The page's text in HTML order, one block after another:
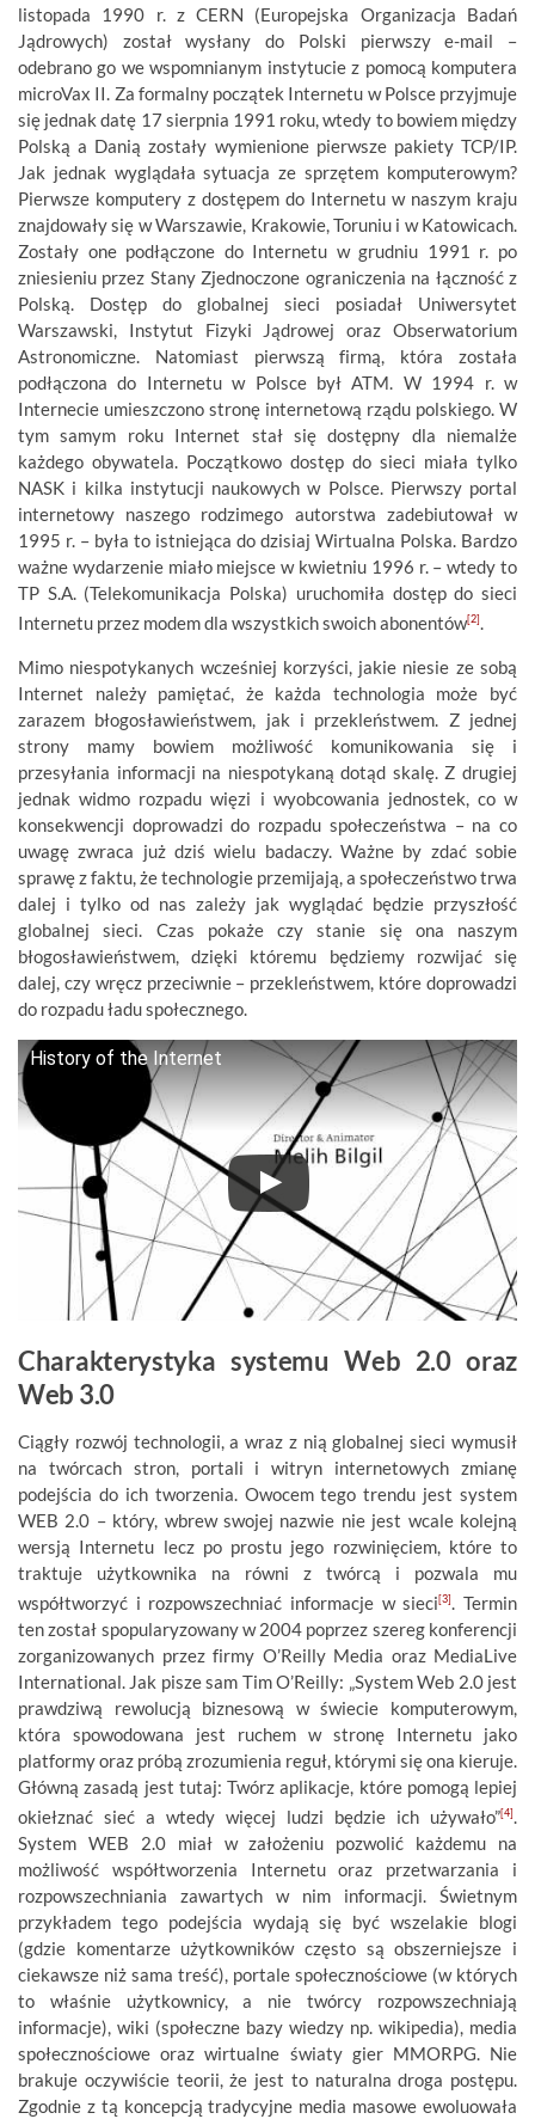
listopada 1990 r. z CERN (Europejska Organizacja Badań
Jądrowych) został wysłany do Polski pierwszy e-mail –
odebrano go we wspomnianym instytucie z pomocą komputera
microVax II. Za formalny początek Internetu w Polsce przyjmuje
się jednak datę 17 sierpnia 1991 roku, wtedy to bowiem między
Polską a Danią zostały wymienione pierwsze pakiety TCP/IP.
Jak jednak wyglądała sytuacja ze sprzętem komputerowym?
Pierwsze komputery z dostępem do Internetu w naszym kraju
znajdowały się w Warszawie, Krakowie, Toruniu i w Katowicach.
Zostały one podłączone do Internetu w grudniu 1991 r. po
zniesieniu przez Stany Zjednoczone ograniczenia na łączność z
Polską. Dostęp do globalnej sieci posiadał Uniwersytet
Warszawski, Instytut Fizyki Jądrowej oraz Obserwatorium
Astronomiczne. Natomiast pierwszą firmą, która została
podłączona do Internetu w Polsce był ATM. W 1994 r. w
Internecie umieszczono stronę internetową rządu polskiego. W
tym samym roku Internet stał się dostępny dla niemalże
każdego obywatela. Początkowo dostęp do sieci miała tylko
NASK i kilka instytucji naukowych w Polsce. Pierwszy portal
internetowy naszego rodzimego autorstwa zadebiutował w
1995 r. – była to istniejąca do dzisiaj Wirtualna Polska. Bardzo
ważne wydarzenie miało miejsce w kwietniu 1996 r. – wtedy to
TP S.A. (Telekomunikacja Polska) uruchomiła dostęp do sieci
Internetu przez modem dla wszystkich swoich abonentów[2].
Mimo niespotykanych wcześniej korzyści, jakie niesie ze sobą
Internet należy pamiętać, że każda technologia może być
zarazem błogosławieństwem, jak i przekleństwem. Z jednej
strony mamy bowiem możliwość komunikowania się i
przesyłania informacji na niespotykaną dotąd skalę. Z drugiej
jednak widmo rozpadu więzi i wyobcowania jednostek, co w
konsekwencji doprowadzi do rozpadu społeczeństwa – na co
uwagę zwraca już dziś wielu badaczy. Ważne by zdać sobie
sprawę z faktu, że technologie przemijają, a społeczeństwo trwa
dalej i tylko od nas zależy jak wyglądać będzie przyszłość
globalnej sieci. Czas pokaże czy stanie się ona naszym
błogosławieństwem, dzięki któremu będziemy rozwijać się
dalej, czy wręcz przeciwnie – przekleństwem, które doprowadzi
do rozpadu ładu społecznego.
History of the Internet
Charakterystyka systemu Web 2.0 oraz
Web 3.0
Ciągły rozwój technologii, a wraz z nią globalnej sieci wymusił
na twórcach stron, portali i witryn internetowych zmianę
podejścia do ich tworzenia. Owocem tego trendu jest system
WEB 2.0 – który, wbrew swojej nazwie nie jest wcale kolejną
wersją Internetu lecz po prostu jego rozwinięciem, które to
traktuje użytkownika na równi z twórcą i pozwala mu
współtworzyć i rozpowszechniać informacje w sieci[3]. Termin
ten został spopularyzowany w 2004 poprzez szereg konferencji
zorganizowanych przez firmy O’Reilly Media oraz MediaLive
International. Jak pisze sam Tim O’Reilly: „System Web 2.0 jest
prawdziwą rewolucją biznesową w świecie komputerowym,
która spowodowana jest ruchem w stronę Internetu jako
platformy oraz próbą zrozumienia reguł, którymi się ona kieruje.
Główną zasadą jest tutaj: Twórz aplikacje, które pomogą lepiej
okiełznać sieć a wtedy więcej ludzi będzie ich używało”[4].
System WEB 2.0 miał w założeniu pozwolić każdemu na
możliwość współtworzenia Internetu oraz przetwarzania i
rozpowszechniania zawartych w nim informacji. Świetnym
przykładem tego podejścia wydają się być wszelakie blogi
(gdzie komentarze użytkowników często są obszerniejsze i
ciekawsze niż sama treść), portale społecznościowe (w których
to właśnie użytkownicy, a nie twórcy rozpowszechniają
informacje), wiki (społeczne bazy wiedzy np. wikipedia), media
społecznościowe oraz wirtualne światy gier MMORPG. Nie
brakuje oczywiście teorii, że jest to naturalna droga postępu.
Zgodnie z tą koncepcją tradycyjne media masowe ewoluowała